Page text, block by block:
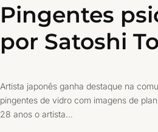
Pingentes
por Satoshi
Artista japonês ganha destaque na
pingentes de vidro com imagens de
28 anos o artista…